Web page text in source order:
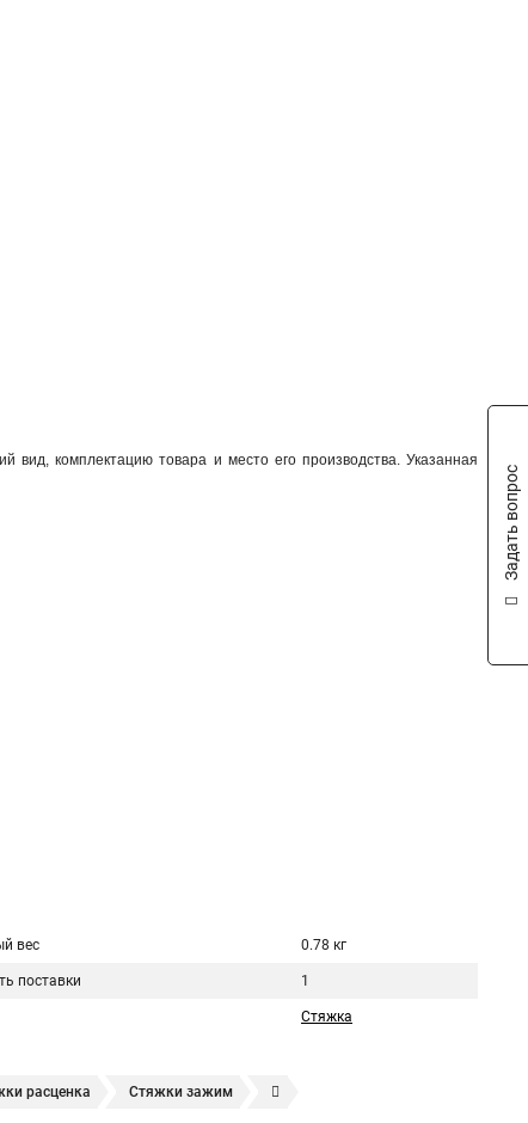
вид, комплектацию товара и место его производства. Указанная
вес 0.78 кг
поставки 1
Стяжка
расценка Стяжки зажим
Задать вопрос